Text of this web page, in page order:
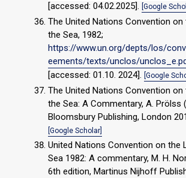
[accessed: 04.02.2025]. [Google
The United Nations Convention
the Sea, 1982;
https://www.un.org/depts/los/
eements/texts/unclos/
[accessed: 01.10. 2024]. [Google
The United Nations Convention
the Sea: A Commentary, A. Prölss
Bloomsbury Publishing, London
[Google Scholar]
United Nations Convention on the
Sea 1982: A commentary, M. H.
6th edition, Martinus Nijhoff